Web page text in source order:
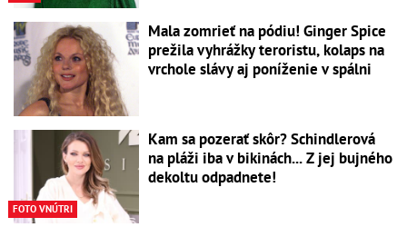
Mala zomrieť na pódiu! Ginger Spice
prežila vyhrážky teroristu, kolaps na
vrchole slávy aj poníženie v spálni
FOTO VNÚTRI
Kam sa pozerať skôr? Schindlerová
na pláži iba v bikinách... Z jej bujného
dekoltu odpadnete!